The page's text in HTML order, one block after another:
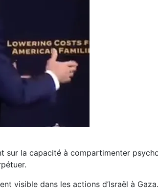
sur la capacité à compartimenter
visible dans les actions d’Israël à